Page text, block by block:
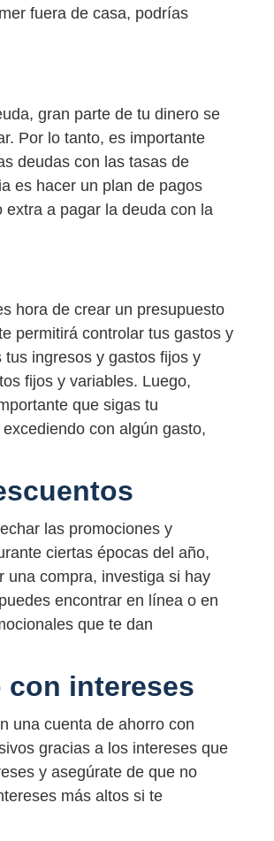
fuera de casa, podrías
gran parte de tu dinero se
Por lo tanto, es importante
deudas con las tasas de
es hacer un plan de pagos
a pagar la deuda con la
hora de crear un presupuesto
permitirá controlar tus gastos y
ingresos y gastos fijos y
fijos y variables. Luego,
que sigas tu
con algún gasto,
las promociones y
ciertas épocas del año,
una compra, investiga si hay
encontrar en línea o en
que te dan
con intereses
una cuenta de ahorro con
gracias a los intereses que
y asegúrate de que no
más altos si te